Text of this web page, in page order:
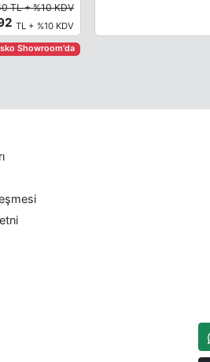
TL + %10 KDV
TL + %10 KDV
Showroom'da